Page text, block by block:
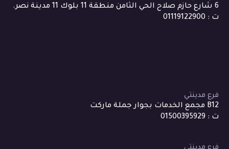
6 شارع حازم صلاح الحي الثامن منطقة 11 بلوك 11 مدينة نصر.
ت : 01119122900
فرع مدينتي
B12 مجمع الخدمات بجوار جملة ماركت
ت : 01500395929